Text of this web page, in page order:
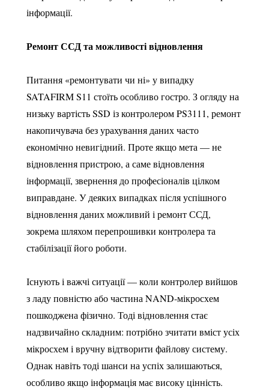
інформації.
Ремонт ССД та можливості відновлення
Питання «ремонтувати чи ні» у випадку
SATAFIRM S11 стоїть особливо гостро. З огляду на
низьку вартість SSD із контролером PS3111, ремонт
накопичувача без урахування даних часто
економічно невигідний. Проте якщо мета — не
відновлення пристрою, а саме відновлення
інформації, звернення до професіоналів цілком
виправдане. У деяких випадках після успішного
відновлення даних можливий і ремонт ССД,
зокрема шляхом перепрошивки контролера та
стабілізації його роботи.
Існують і важчі ситуації — коли контролер вийшов
з ладу повністю або частина NAND-мікросхем
пошкоджена фізично. Тоді відновлення стає
надзвичайно складним: потрібно зчитати вміст усіх
мікросхем і вручну відтворити файлову систему.
Однак навіть тоді шанси на успіх залишаються,
особливо якщо інформація має високу цінність.